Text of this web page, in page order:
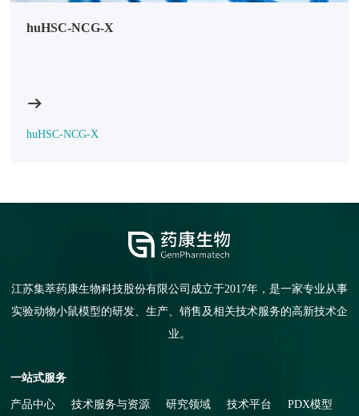
huHSC-NCG-X
huHSC-NCG-X
江苏集萃药康生物科技股份有限公司成立于2017年，是一家专业从事
实验动物小鼠模型的研发、生产、销售及相关技术服务的高新技术企
业。
一站式服务
产品中心 技术服务与资源 研究领域 技术平台 PDX模型